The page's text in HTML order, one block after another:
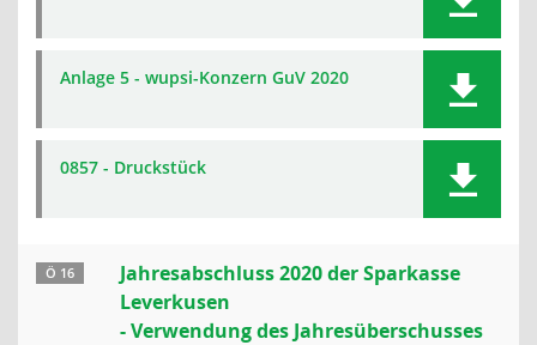
Anlage 5 - wupsi-Konzern GuV 2020
0857 - Druckstück
Ö 16
Jahresabschluss 2020 der Sparkasse
Leverkusen
- Verwendung des Jahresüberschusses